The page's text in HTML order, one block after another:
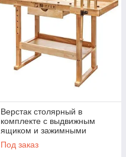
Верстак столярный в
комплекте с выдвижным
ящиком и зажимными
кулачками WB126
Под заказ